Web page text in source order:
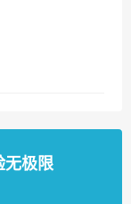
无极限